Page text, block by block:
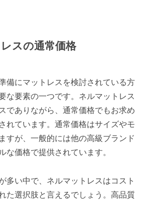
スの通常価格
備にマットレスを検討されている方
な要素の一つです。ネルマットレス
でありながら、通常価格でもお求め
れています。通常価格はサイズやモ
すが、一般的には他の高級ブランド
な価格で提供されています。
多い中で、ネルマットレスはコスト
た選択肢と言えるでしょう。高品質